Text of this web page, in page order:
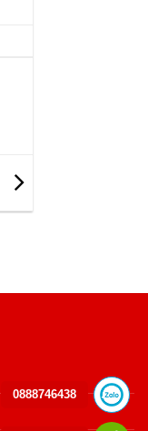
0888746438